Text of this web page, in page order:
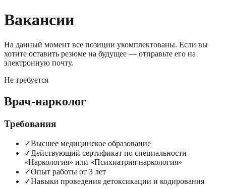
Вакансии
На данный момент все позиции укомплектованы. Если вы
хотите оставить резюме на будущее — отправьте его на
электронную почту.
Не требуется
Врач-нарколог
Требования
✓Высшее медицинское образование
✓Действующий сертификат по специальности
«Наркология» или «Психиатрия-наркология»
✓Опыт работы от 3 лет
✓Навыки проведения детоксикации и кодирования